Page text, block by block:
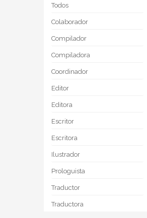
Todos
Colaborador
Compilador
Compiladora
Coordinador
Editor
Editora
Escritor
Escritora
Ilustrador
Prologuista
Traductor
Traductora